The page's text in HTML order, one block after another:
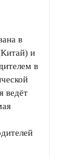
в
и
в
ведёт